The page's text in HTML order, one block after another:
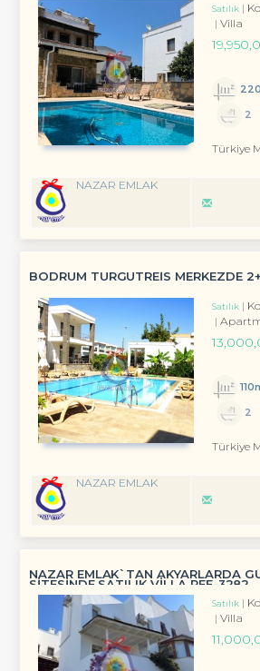
Satılık
Villa
2
Türkiye
NAZAR EMLAK
BODRUM TURGUTREİS MERKEZDE
Satılık
2
Türkiye
NAZAR EMLAK
NAZAR EMLAK`TAN AKYARLARDA
SİTESİNDE SATILIK VİLLA REF-3282
Satılık
Villa